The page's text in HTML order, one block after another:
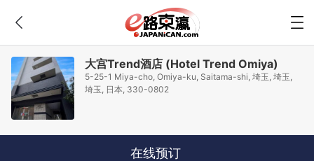
大宫Trend酒店 (Hotel Trend Omiya)
5-25-1 Miya-cho, Omiya-ku, Saitama-shi, 埼玉, 埼玉,
埼玉, 日本, 330-0802
在线预订